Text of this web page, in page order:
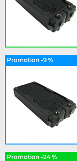
Promotion -9 %
Promotion -24 %